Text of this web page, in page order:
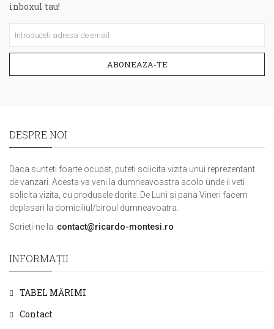
inboxul tau!
ABONEAZA-TE
DESPRE NOI
Daca sunteti foarte ocupat, puteti solicita vizita unui reprezentant
de vanzari. Acesta va veni la dumneavoastra acolo unde ii veti
solicita vizita, cu produsele dorite. De Luni si pana Vineri facem
deplasari la domiciliul/biroul dumneavoatra.
Scrieti-ne la: contact@ricardo-montesi.ro
INFORMAŢII
TABEL MĂRIMI
Contact